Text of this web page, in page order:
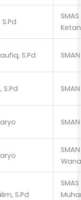
S.Pd
S.Pd
SMAN
S.Pd
SMAS